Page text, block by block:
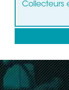
Collecteurs